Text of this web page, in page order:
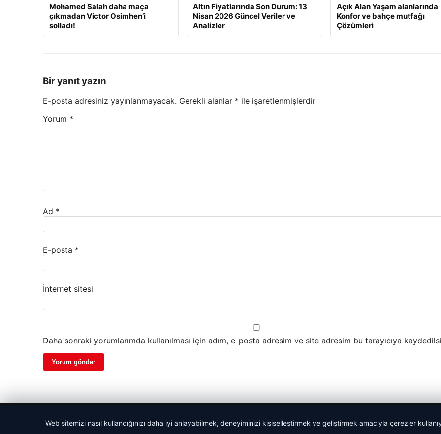
Mohamed Salah daha maça
çıkmadan Victor Osimhen’i
solladı!
Altın Fiyatlarında Son Durum: 13
Nisan 2026 Güncel Veriler ve
Analizler
Açık Alan Yaşam alanlarında
Konfor ve bahçe mutfağı
Çözümleri
Bir yanıt yazın
E-posta adresiniz yayınlanmayacak. Gerekli alanlar * ile işaretlenmişlerdir
Yorum *
Ad *
E-posta *
İnternet sitesi
Daha sonraki yorumlarımda kullanılması için adım, e-posta adresim ve site adresim bu tarayıcıya
Web sitemizi nasıl kullandığınızı daha iyi anlayabilmek, deneyiminizi kişiselleştirmek ve geliştirmek amacıyla çerezler